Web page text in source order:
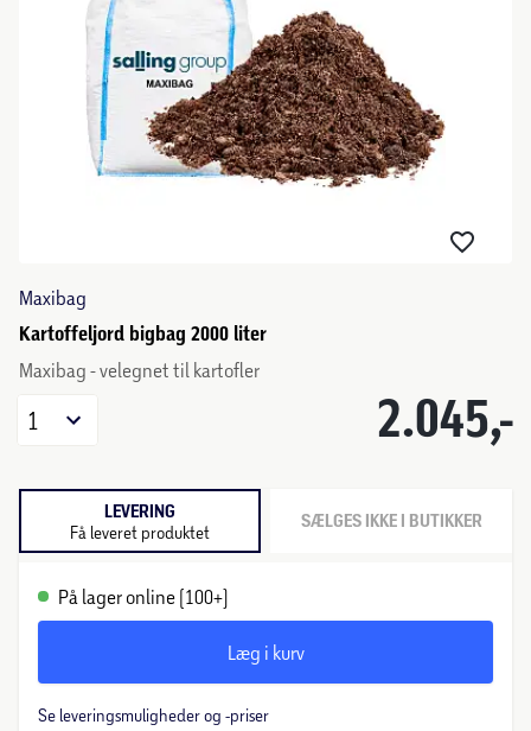
Maxibag
Kartoffeljord bigbag 2000 liter
Maxibag - velegnet til kartofler
2.045,-
1
LEVERING
Få leveret produktet SÆLGES IKKE I BUTIKKER
På lager online (100+)
Læg i kurv
Se leveringsmuligheder og -priser